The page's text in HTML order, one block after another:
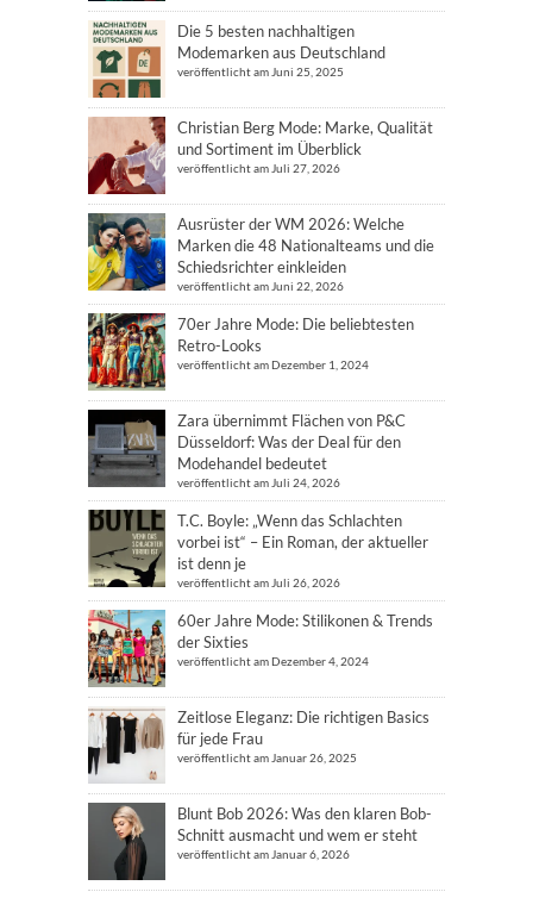
Die 5 besten nachhaltigen
Modemarken aus Deutschland
veröffentlicht am Juni 25, 2025
Christian Berg Mode: Marke, Qualität
und Sortiment im Überblick
veröffentlicht am Juli 27, 2026
Ausrüster der WM 2026: Welche
Marken die 48 Nationalteams und die
Schiedsrichter einkleiden
veröffentlicht am Juni 22, 2026
70er Jahre Mode: Die beliebtesten
Retro-Looks
veröffentlicht am Dezember 1, 2024
Zara übernimmt Flächen von P&C
Düsseldorf: Was der Deal für den
Modehandel bedeutet
veröffentlicht am Juli 24, 2026
T.C. Boyle: „Wenn das Schlachten
vorbei ist“ – Ein Roman, der aktueller
ist denn je
veröffentlicht am Juli 26, 2026
60er Jahre Mode: Stilikonen & Trends
der Sixties
veröffentlicht am Dezember 4, 2024
Zeitlose Eleganz: Die richtigen Basics
für jede Frau
veröffentlicht am Januar 26, 2025
Blunt Bob 2026: Was den klaren Bob-
Schnitt ausmacht und wem er steht
veröffentlicht am Januar 6, 2026